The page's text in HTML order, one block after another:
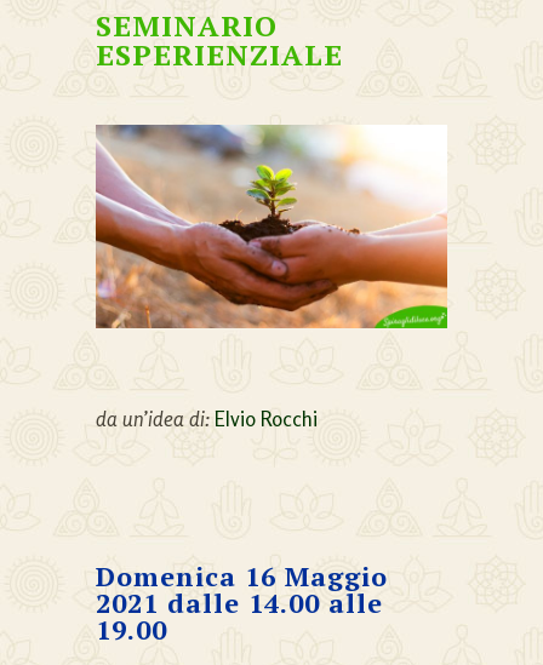
SEMINARIO
ESPERIENZIALE
da un’idea di:Elvio Rocchi
Domenica 16 Maggio
2021 dalle 14.00 alle
19.00